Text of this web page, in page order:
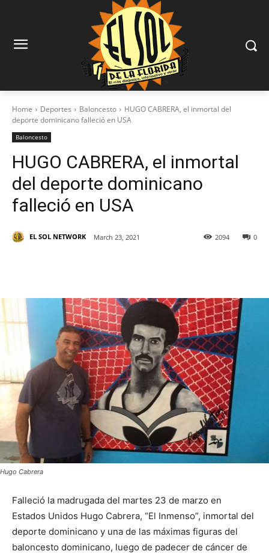
Home Deportes Baloncesto
HUGO CABRERA, el inmortal del
deporte dominicano falleció en USA
Baloncesto
HUGO CABRERA, el inmortal
del deporte dominicano
falleció en USA
EL SOL NETWORK March 23, 2021 0
2094
Hugo Cabrera
Falleció la madrugada del martes 23 de marzo en
Estados Unidos Hugo Cabrera, “El Inmenso”, inmortal del
deporte dominicano y una de las máximas figuras del
baloncesto dominicano, luego de padecer de cáncer de